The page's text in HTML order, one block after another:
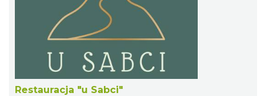
Restauracja "u Sabci"